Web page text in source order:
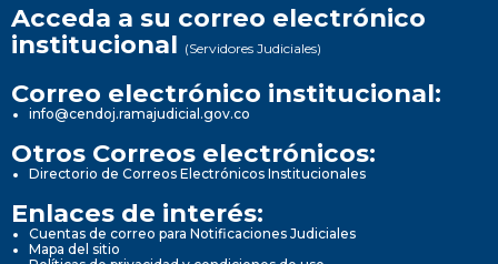
Acceda a su correo electrónico
institucional (Servidores Judiciales)
Correo electrónico institucional:
info@cendoj.ramajudicial.gov.co
Otros Correos electrónicos:
Directorio de Correos Electrónicos Institucionales
Enlaces de interés:
Cuentas de correo para Notificaciones Judiciales
Mapa del sitio